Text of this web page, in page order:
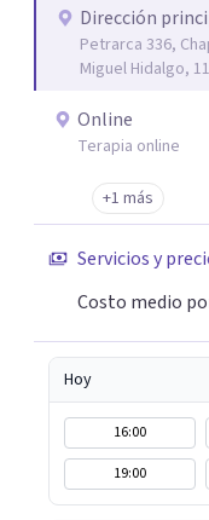
Dirección
Petrarca 336,
Miguel Hidalgo,
Online
Terapia online
+1 más
Servicios y
Costo medio
Hoy
16:00
19:00